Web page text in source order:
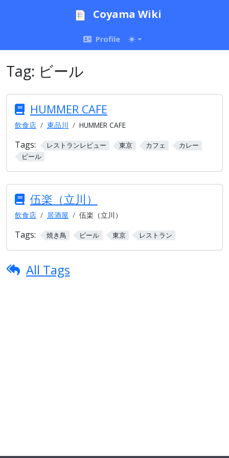
Coyama Wiki
Profile
Tag: ビール
HUMMER CAFE
飲食店 東品川 HUMMER CAFE
Tags: レストランレビュー 東京 カフェ
カレー
ビール
伍楽（立川）
飲食店 居酒屋 伍楽（立川）
Tags: 焼き鳥 ビール 東京 レストラン
All Tags